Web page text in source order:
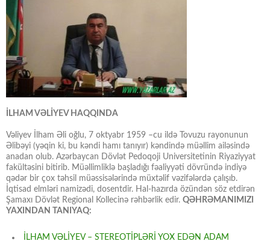
İLHAM VƏLİYEV HAQQINDA
Vəliyev İlham Əli oğlu, 7 oktyabr 1959 –cu ildə Tovuzu rayonunun
Əlibəyi (yəqin ki, bu kəndi hamı tanıyır) kəndində müəllim ailəsində
anadan olub. Azərbaycan Dövlət Pedoqoji Universitetinin Riyaziyyat
fakültəsini bitirib. Müəllimliklə başladığı fəaliyyəti dövründə indiyə
qədər bir çox təhsil müəssisələrində müxtəlif vəzifələrdə çalışıb.
İqtisad elmləri namizədi, dosentdir. Hal-hazırda özündən söz etdirən
Şamaxı Dövlət Regional Kollecinə rəhbərlik edir. QƏHRƏMANIMIZI
YAXINDAN TANIYAQ:
İLHAM VƏLİYEV – STEREOTİPLƏRİ YOX EDƏN ADAM